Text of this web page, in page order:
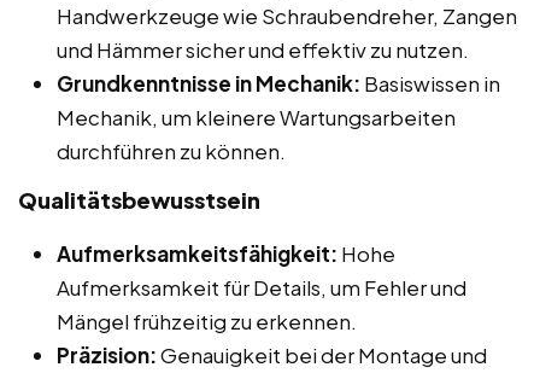
Handwerkzeuge wie Schraubendreher, Zangen
und Hämmer sicher und effektiv zu nutzen.
Grundkenntnisse in Mechanik: Basiswissen in
Mechanik, um kleinere Wartungsarbeiten
durchführen zu können.
Qualitätsbewusstsein
Aufmerksamkeitsfähigkeit: Hohe
Aufmerksamkeit für Details, um Fehler und
Mängel frühzeitig zu erkennen.
Präzision:Genauigkeit bei der Montage und